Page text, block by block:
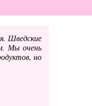
Шведские
Мы очень
но